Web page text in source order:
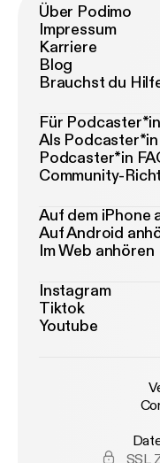
Über Podimo
Impressum
Karriere
Blog
Brauchst du
Für
Als
Podcaster*in
Community-
Auf dem iPhone
Auf Android
Im Web anhören
Instagram
Tiktok
Youtube
SSL